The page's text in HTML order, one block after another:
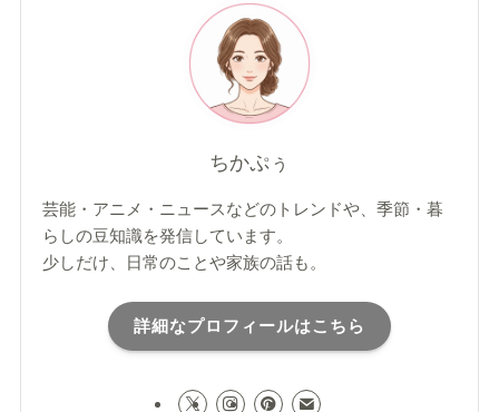
ちかぷぅ
芸能・アニメ・ニュースなどのトレンドや、季節・暮
らしの豆知識を発信しています。
少しだけ、日常のことや家族の話も。
詳細なプロフィールはこちら